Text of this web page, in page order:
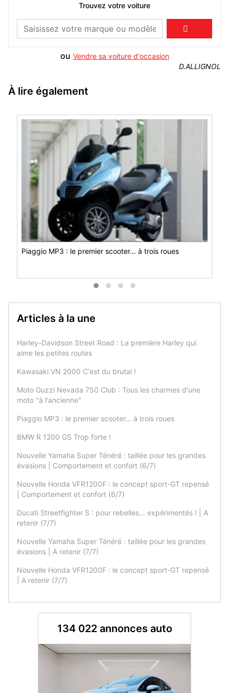
Trouvez votre voiture

ou Vendre sa voiture d'occasion
D.ALLIGNOL
À lire également
Piaggio MP3 : le premier scooter... à trois roues
Articles à la une
Harley-Davidson Street Road : La première Harley qui
aime les petites routes
Kawasaki VN 2000 C'est du brutal !
Moto Guzzi Nevada 750 Club : Tous les charmes d'une
moto "à l'ancienne"
Piaggio MP3 : le premier scooter... à trois roues
BMW R 1200 GS Trop forte !
Nouvelle Yamaha Super Ténéré : taillée pour les grandes
évasions | Comportement et confort (6/7)
Nouvelle Honda VFR1200F : le concept sport-GT repensé
| Comportement et confort (6/7)
Ducati Streetfighter S : pour rebelles... expérimentés ! | A
retenir (7/7)
Nouvelle Yamaha Super Ténéré : taillée pour les grandes
évasions | A retenir (7/7)
Nouvelle Honda VFR1200F : le concept sport-GT repensé
| A retenir (7/7)
134 022 annonces auto